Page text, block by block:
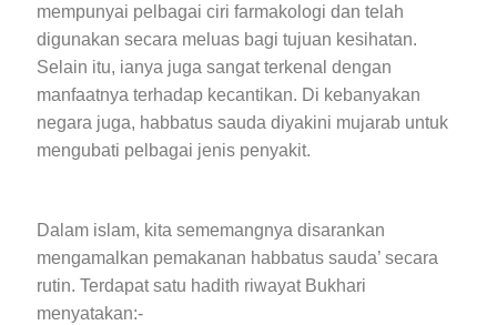
mempunyai pelbagai ciri farmakologi dan telah
digunakan secara meluas bagi tujuan kesihatan.
Selain itu, ianya juga sangat terkenal dengan
manfaatnya terhadap kecantikan. Di kebanyakan
negara juga, habbatus sauda diyakini mujarab untuk
mengubati pelbagai jenis penyakit.
Dalam islam, kita sememangnya disarankan
mengamalkan pemakanan habbatus sauda’ secara
rutin. Terdapat satu hadith riwayat Bukhari
menyatakan:-